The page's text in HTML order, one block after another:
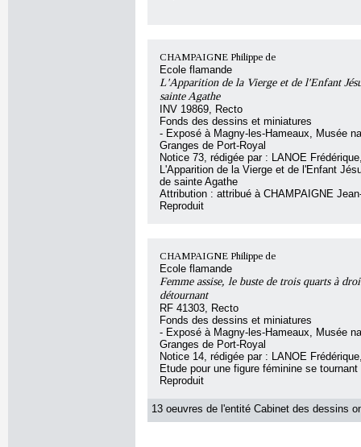
CHAMPAIGNE Philippe de
Ecole flamande
L'Apparition de la Vierge et de l'Enfant
sainte Agathe
INV 19869, Recto
Fonds des dessins et miniatures
- Exposé à Magny-les-Hameaux, Musée
Granges de Port-Royal
Notice 73, rédigée par : LANOE
L'Apparition de la Vierge et de l'Enfant
de sainte Agathe
Attribution : attribué à CHAMPAIGNE
Reproduit
CHAMPAIGNE Philippe de
Ecole flamande
Femme assise, le buste de trois quarts à
détournant
RF 41303, Recto
Fonds des dessins et miniatures
- Exposé à Magny-les-Hameaux, Musée
Granges de Port-Royal
Notice 14, rédigée par : LANOE
Etude pour une figure féminine se
Reproduit
13 oeuvres de l'entité Cabinet des dessins